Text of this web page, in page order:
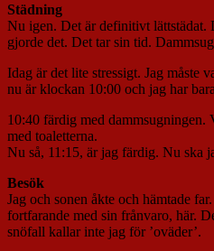
Städning
Nu igen. Det är definitivt lättstädat.
gjorde det. Det tar sin tid.
Idag är det lite stressigt. Jag måste
nu är klockan 10:00 och jag har
10:40 färdig med dammsugningen.
med toaletterna.
Nu så, 11:15, är jag färdig. Nu ska
Besök
Jag och sonen åkte och hämtade
fortfarande med sin frånvaro, här.
snöfall kallar inte jag för ’oväder’.